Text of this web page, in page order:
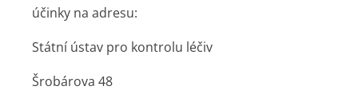
účinky na adresu:
Státní ústav pro kontrolu léčiv
Šrobárova 48